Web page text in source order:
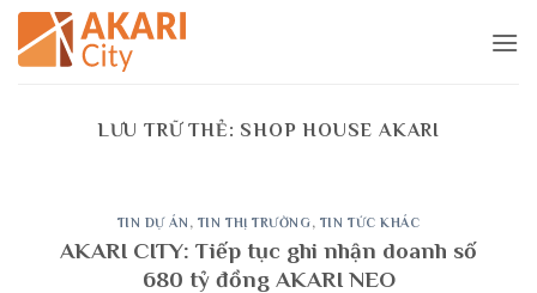
Bỏ
qua
nội
LƯU TRỮ THẺ: SHOP HOUSE AKARI
TIN DỰ ÁN , TIN THỊ TRƯỜNG, TIN TỨC KHÁC
AKARI CITY: Tiếp tục ghi nhận doanh số
680 tỷ đồng AKARI NEO